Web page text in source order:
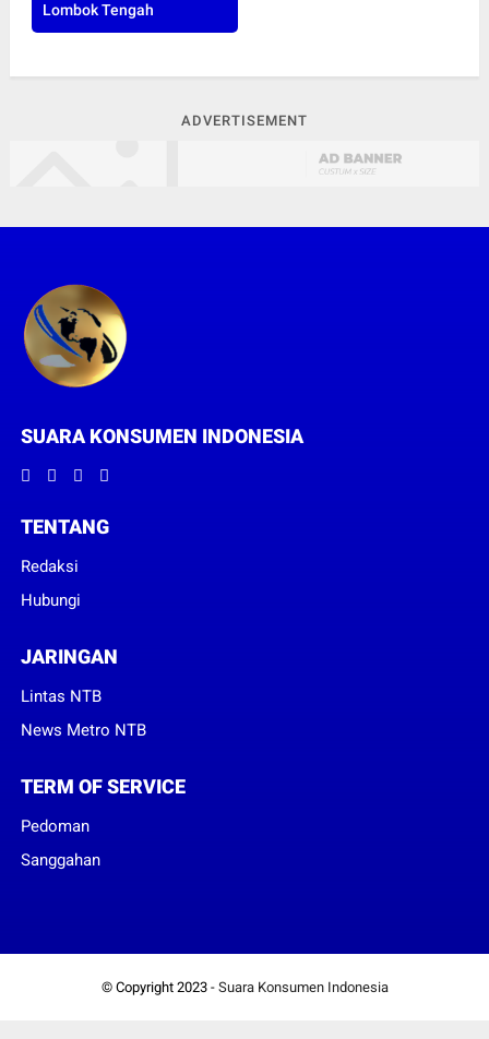
Lombok Tengah
ADVERTISEMENT
SUARA KONSUMEN INDONESIA
TENTANG
Redaksi
Hubungi
JARINGAN
Lintas NTB
News Metro NTB
TERM OF SERVICE
Pedoman
Sanggahan
© Copyright 2023 - Suara Konsumen Indonesia